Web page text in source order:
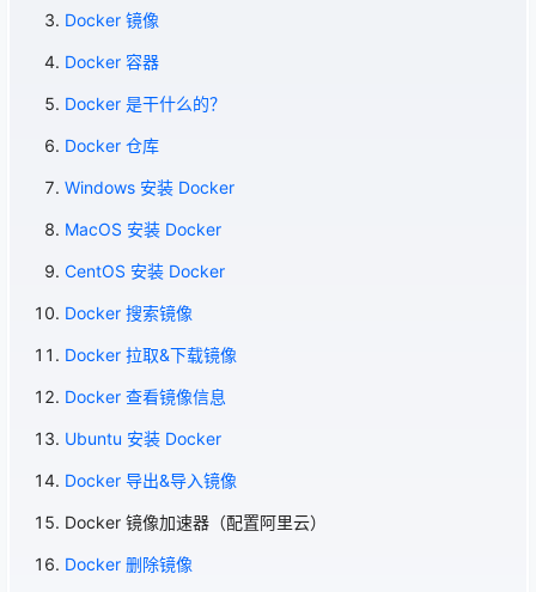
Docker 镜像
Docker 容器
Docker 是干什么的？
Docker 仓库
Windows 安装 Docker
MacOS 安装 Docker
CentOS 安装 Docker
Docker 搜索镜像
Docker 拉取&下载镜像
Docker 查看镜像信息
Ubuntu 安装 Docker
Docker 导出&导入镜像
Docker 镜像加速器（配置阿里云）
Docker 删除镜像